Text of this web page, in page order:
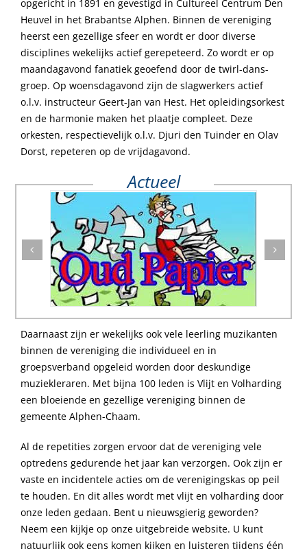
opgericht in 1891 en gevestigd in Cultureel Centrum Den
Heuvel in het Brabantse Alphen. Binnen de vereniging
heerst een gezellige sfeer en wordt er door diverse
disciplines wekelijks actief gerepeteerd. Zo wordt er op
maandagavond fanatiek geoefend door de twirl-dans-
groep. Op woensdagavond zijn de slagwerkers actief
o.l.v. instructeur Geert-Jan van Hest. Het opleidingsorkest
en de harmonie maken het plaatje compleet. Deze
orkesten, respectievelijk o.l.v. Djuri den Tuinder en Olav
Dorst, repeteren op de vrijdagavond.
Actueel
Daarnaast zijn er wekelijks ook vele leerling muzikanten
binnen de vereniging die individueel en in
groepsverband opgeleid worden door deskundige
muziekleraren. Met bijna 100 leden is Vlijt en Volharding
een bloeiende en gezellige vereniging binnen de
gemeente Alphen-Chaam.
Al de repetities zorgen ervoor dat de vereniging vele
optredens gedurende het jaar kan verzorgen. Ook zijn er
vaste en incidentele acties om de verenigingskas op peil
te houden. En dit alles wordt met vlijt en volharding door
onze leden gedaan. Bent u nieuwsgierig geworden?
Neem een kijkje op onze uitgebreide website. U kunt
natuurlijk ook eens komen kijken en luisteren tijdens één